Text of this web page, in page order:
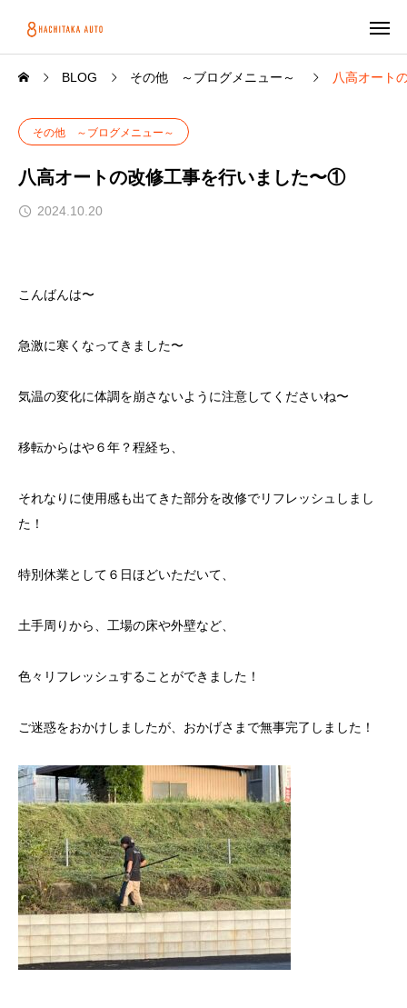
BLOG その他 ～ブログメニュー～ 八高オート
その他 ～ブログメニュー～
八高オートの改修工事を行いました〜①
2024.10.20
こんばんは〜
急激に寒くなってきました〜
気温の変化に体調を崩さないように注意してくださいね〜
移転からはや６年？程経ち、
それなりに使用感も出てきた部分を改修でリフレッシュしまし
た！
特別休業として６日ほどいただいて、
土手周りから、工場の床や外壁など、
色々リフレッシュすることができました！
ご迷惑をおかけしましたが、おかげさまで無事完了しました！